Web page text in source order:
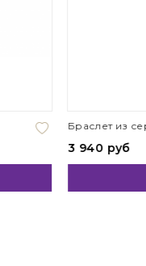
из серебра с фианитами
ДОБАВИТЬ В